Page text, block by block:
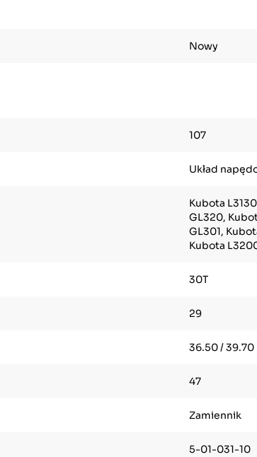
Nowy
107
Układ
Kubota
GL320,
GL301,
Kubota
30T
29
36.50 / 39.70
47
Zamiennik
5-01-031-10